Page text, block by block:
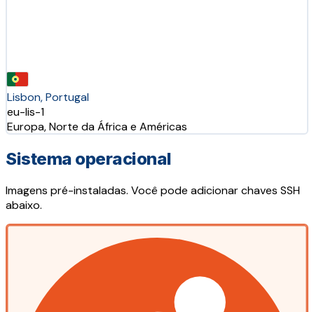
Lisbon, Portugal
eu-lis-1
Europa, Norte da África e Américas
Sistema operacional
Imagens pré-instaladas. Você pode adicionar chaves SSH
abaixo.